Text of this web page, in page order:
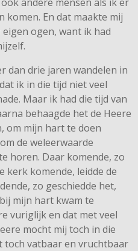
komen. En dat maakte mij
ogen, want ik had
dan drie jaren wandelen in
ik in die tijd niet veel
Maar ik had die tijd van
behaagde het de Heere
om mijn hart te doen
de weleerwaarde
horen. Daar komende, zo
kerk komende, leidde de
zo geschiedde het,
mijn hart kwam te
vuriglijk en dat met veel
mocht mij toch in die
toch vatbaar en vruchtbaar